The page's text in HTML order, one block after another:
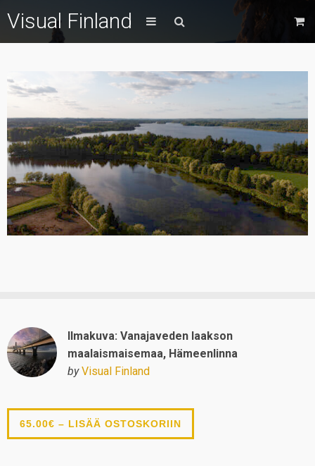
Visual Finland
Ilmakuva: Vanajaveden laakson
maalaismaisemaa, Hämeenlinna
by Visual Finland
65.00€ – LISÄÄ OSTOSKORIIN